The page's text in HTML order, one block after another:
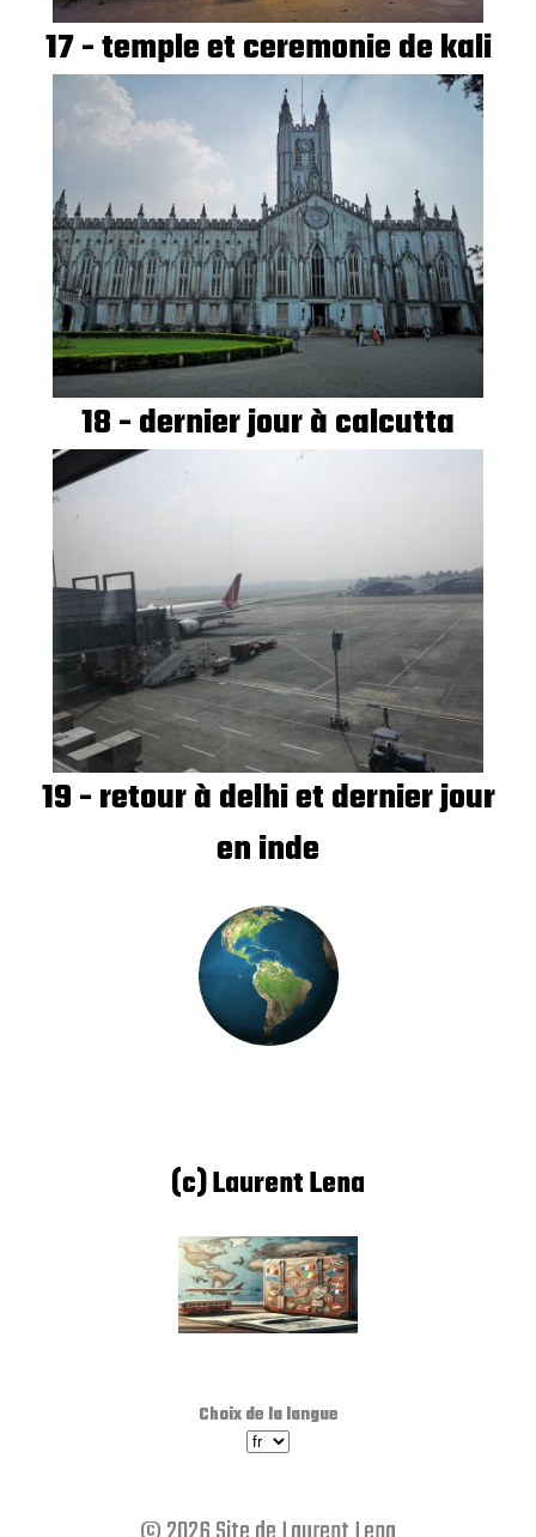
17 - temple et ceremonie de kali
18 - dernier jour à calcutta
19 - retour à delhi et dernier jour
en inde
(c) Laurent Lena
Choix de la langue